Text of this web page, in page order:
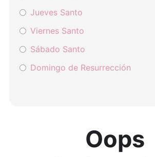
Jueves Santo
Viernes Santo
Sábado Santo
Domingo de Resurrección
Oops